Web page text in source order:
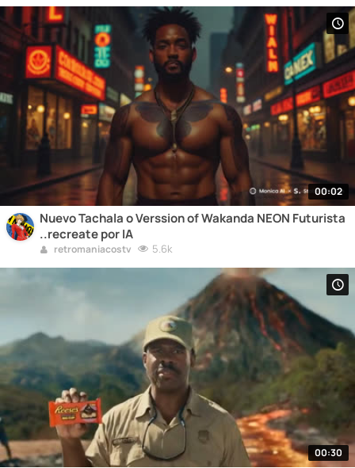
00:02
Nuevo Tachala o Verssion of Wakanda NEON Futurista
..recreate por IA
retromaniacostv 5.6k
00:30